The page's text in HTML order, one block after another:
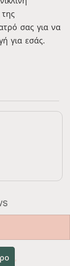
σας για να
για εσάς.
,